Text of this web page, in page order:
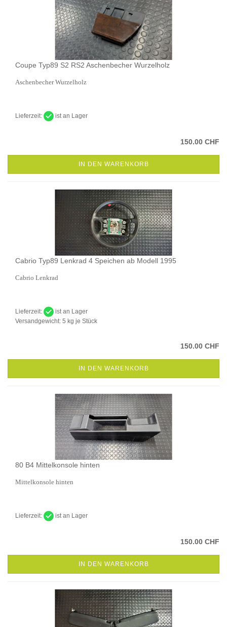
Coupe Typ89 S2 RS2 Aschenbecher Wurzelholz
Aschenbecher Wurzelholz
Lieferzeit: ist an Lager
150.00 CHF
IN DEN WARENKORB
Cabrio Typ89 Lenkrad 4 Speichen ab Modell 1995
Cabrio Lenkrad
Lieferzeit:
ist an Lager
Versandgewicht: 5 kg je Stück
150.00 CHF
IN DEN WARENKORB
80 B4 Mittelkonsole hinten
Mittelkonsole hinten
Lieferzeit: ist an Lager
150.00 CHF
IN DEN WARENKORB